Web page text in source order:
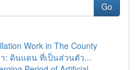
Go
Work in The County
: ดินแดน ที่เป็นส่วนตัว...